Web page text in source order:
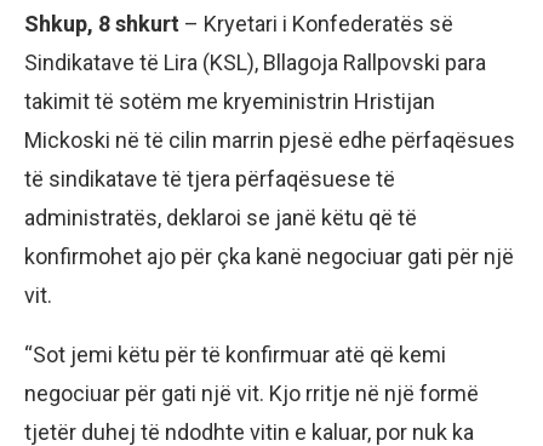
Shkup, 8 shkurt – Kryetari i Konfederatës së
Sindikatave të Lira (KSL), Bllagoja Rallpovski para
takimit të sotëm me kryeministrin Hristijan
Mickoski në të cilin marrin pjesë edhe përfaqësues
të sindikatave të tjera përfaqësuese të
administratës, deklaroi se janë këtu që të
konfirmohet ajo për çka kanë negociuar gati për një
vit.
“Sot jemi këtu për të konfirmuar atë që kemi
negociuar për gati një vit. Kjo rritje në një formë
tjetër duhej të ndodhte vitin e kaluar, por nuk ka